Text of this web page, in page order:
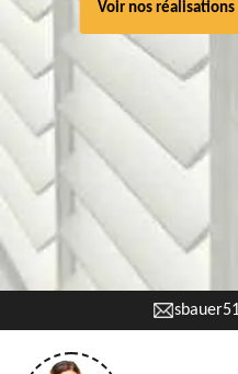
Voir nos réalisations